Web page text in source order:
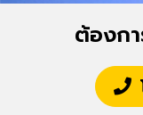
ต้องก